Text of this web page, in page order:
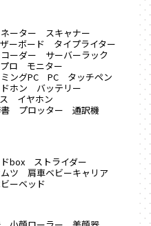
ーター
スキャナー
ーボード
タイプライター
ーダー
サーバーラック
ロ
モニター
ングPC PC
タッチペン
ホン
バッテリー
イヤホン
プロッター
通訳機
box
ストライダー
ツ
肩車ベビーキャリア
ーベッド